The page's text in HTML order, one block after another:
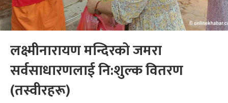
लक्ष्मीनारायण मन्दिरको जमरा
सर्वसाधारणलाई नि:शुल्क वितरण
(तस्वीरहरू)